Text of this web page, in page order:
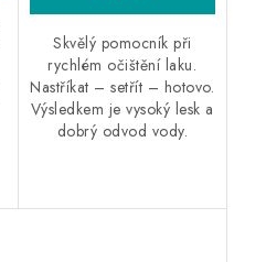
Skvělý pomocník při
rychlém očištění laku.
Nastříkat – setřít – hotovo.
Výsledkem je vysoký lesk a
dobrý odvod vody.